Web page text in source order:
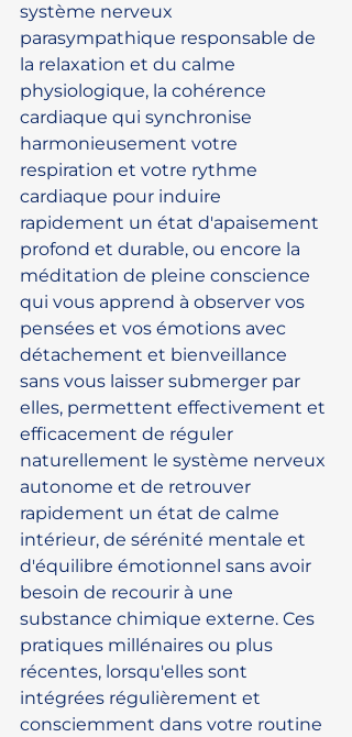
système nerveux
parasympathique responsable de
la relaxation et du calme
physiologique, la cohérence
cardiaque qui synchronise
harmonieusement votre
respiration et votre rythme
cardiaque pour induire
rapidement un état d'apaisement
profond et durable, ou encore la
méditation de pleine conscience
qui vous apprend à observer vos
pensées et vos émotions avec
détachement et bienveillance
sans vous laisser submerger par
elles, permettent effectivement et
efficacement de réguler
naturellement le système nerveux
autonome et de retrouver
rapidement un état de calme
intérieur, de sérénité mentale et
d'équilibre émotionnel sans avoir
besoin de recourir à une
substance chimique externe. Ces
pratiques millénaires ou plus
récentes, lorsqu'elles sont
intégrées régulièrement et
consciemment dans votre routine